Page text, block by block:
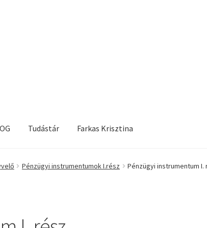
Tudástár Farkas Krisztina
Pénzügyi instrumentumok I.rész Pénzügyi instrumentum I.